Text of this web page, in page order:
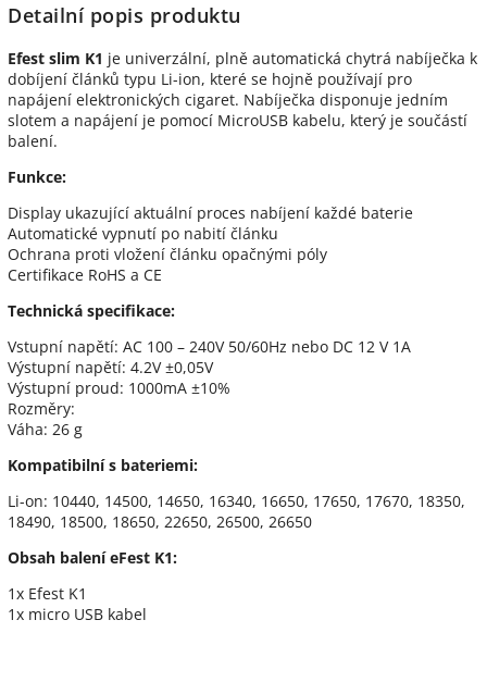
Detailní popis produktu
Efest slim K1 je univerzální, plně automatická chytrá nabíječka k
dobíjení článků typu Li-ion, které se hojně používají pro
napájení elektronických cigaret. Nabíječka disponuje jedním
slotem a napájení je pomocí MicroUSB kabelu, který je součástí
balení.
Funkce:
Display ukazující aktuální proces nabíjení každé baterie
Automatické vypnutí po nabití článku
Ochrana proti vložení článku opačnými póly
Certifikace RoHS a CE
Technická specifikace:
Vstupní napětí: AC 100 – 240V 50/60Hz nebo DC 12 V 1A
Výstupní napětí: 4.2V ±0,05V
Výstupní proud: 1000mA ±10%
Rozměry:
Váha: 26 g
Kompatibilní s bateriemi:
Li-on: 10440, 14500, 14650, 16340, 16650, 17650, 17670, 18350,
18490, 18500, 18650, 22650, 26500, 26650
Obsah balení eFest K1:
1x Efest K1
1x micro USB kabel